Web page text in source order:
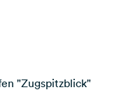
"Zugspitzblick"